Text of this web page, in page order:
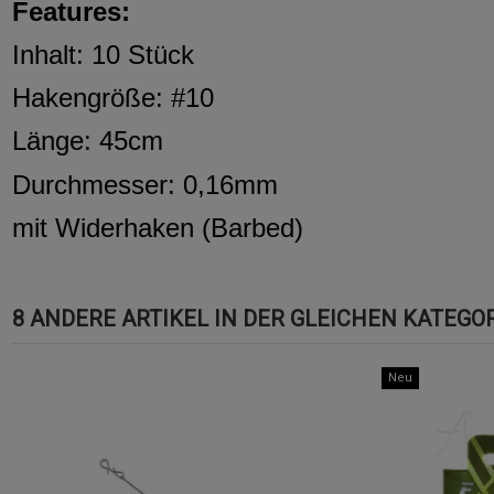
Features:
Inhalt: 10 Stück
Hakengröße: #10
Länge: 45cm
Durchmesser: 0,16mm
mit Widerhaken (Barbed)
8 ANDERE ARTIKEL IN DER GLEICHEN
Neu